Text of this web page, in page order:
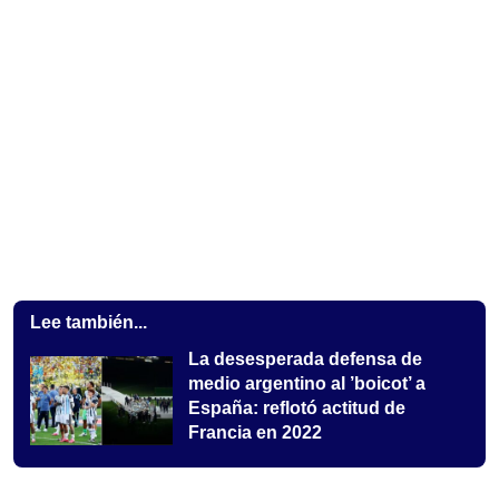
Lee también...
La desesperada defensa de
medio argentino al ’boicot’ a
España: reflotó actitud de
Francia en 2022